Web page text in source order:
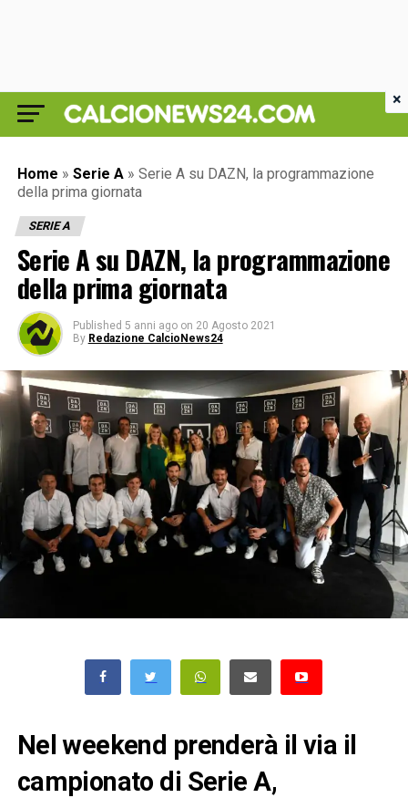
Home » Serie A » Serie A su DAZN, la programmazione
della prima giornata
SERIE A
Serie A su DAZN, la programmazione
della prima giornata
Published 5 anni ago on 20 Agosto 2021
By Redazione CalcioNews24
Nel weekend prenderà il via il
campionato di Serie A,
×